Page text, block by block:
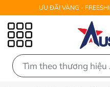
ƯU ĐÃI VÀNG -